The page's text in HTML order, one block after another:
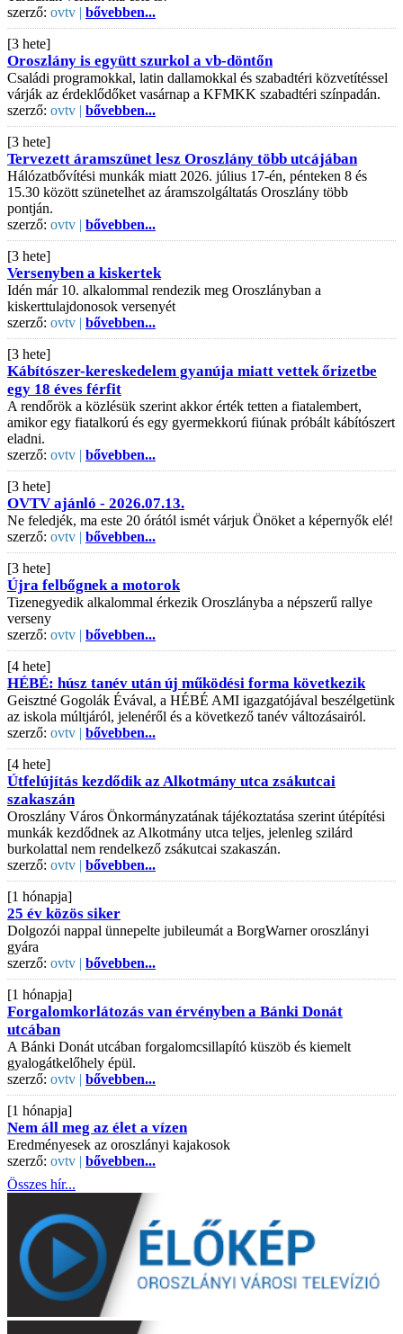
szerző: ovtv | bővebben...
[3 hete]
Oroszlány is együtt szurkol a vb-döntőn
Családi programokkal, latin dallamokkal és szabadtéri közvetítéssel
várják az érdeklődőket vasárnap a KFMKK szabadtéri színpadán.
szerző: ovtv | bővebben...
[3 hete]
Tervezett áramszünet lesz Oroszlány több utcájában
Hálózatbővítési munkák miatt 2026. július 17-én, pénteken 8 és
15.30 között szünetelhet az áramszolgáltatás Oroszlány több
pontján.
szerző: ovtv | bővebben...
[3 hete]
Versenyben a kiskertek
Idén már 10. alkalommal rendezik meg Oroszlányban a
kiskerttulajdonosok versenyét
szerző: ovtv | bővebben...
[3 hete]
Kábítószer-kereskedelem gyanúja miatt vettek őrizetbe
egy 18 éves férfit
A rendőrök a közlésük szerint akkor érték tetten a fiatalembert,
amikor egy fiatalkorú és egy gyermekkorú fiúnak próbált kábítószert
eladni.
szerző: ovtv | bővebben...
[3 hete]
OVTV ajánló - 2026.07.13.
Ne feledjék, ma este 20 órától ismét várjuk Önöket a képernyők elé!
szerző: ovtv | bővebben...
[3 hete]
Újra felbőgnek a motorok
Tizenegyedik alkalommal érkezik Oroszlányba a népszerű rallye
verseny
szerző: ovtv | bővebben...
[4 hete]
HÉBÉ: húsz tanév után új működési forma következik
Geisztné Gogolák Évával, a HÉBÉ AMI igazgatójával beszélgetünk
az iskola múltjáról, jelenéről és a következő tanév változásairól.
szerző: ovtv | bővebben...
[4 hete]
Útfelújítás kezdődik az Alkotmány utca zsákutcai
szakaszán
Oroszlány Város Önkormányzatának tájékoztatása szerint útépítési
munkák kezdődnek az Alkotmány utca teljes, jelenleg szilárd
burkolattal nem rendelkező zsákutcai szakaszán.
szerző: ovtv | bővebben...
[1 hónapja]
25 év közös siker
Dolgozói nappal ünnepelte jubileumát a BorgWarner oroszlányi
gyára
szerző: ovtv | bővebben...
[1 hónapja]
Forgalomkorlátozás van érvényben a Bánki Donát
utcában
A Bánki Donát utcában forgalomcsillapító küszöb és kiemelt
gyalogátkelőhely épül.
szerző: ovtv | bővebben...
[1 hónapja]
Nem áll meg az élet a vízen
Eredményesek az oroszlányi kajakosok
szerző: ovtv | bővebben...
Összes hír...